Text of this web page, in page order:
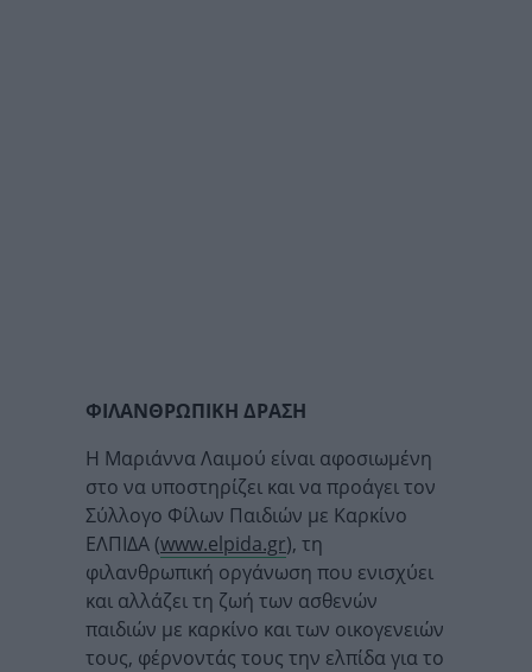
ΦΙΛΑΝΘΡΩΠΙΚΗ ΔΡΑΣΗ
Η Μαριάννα Λαιμού είναι αφοσιωμένη
στο να υποστηρίζει και να προάγει τον
Σύλλογο Φίλων Παιδιών με Καρκίνο
ΕΛΠΙΔΑ (www.elpida.gr), τη
φιλανθρωπική οργάνωση που ενισχύει
και αλλάζει τη ζωή των ασθενών
παιδιών με καρκίνο και των οικογενειών
τους, φέρνοντάς τους την ελπίδα για το